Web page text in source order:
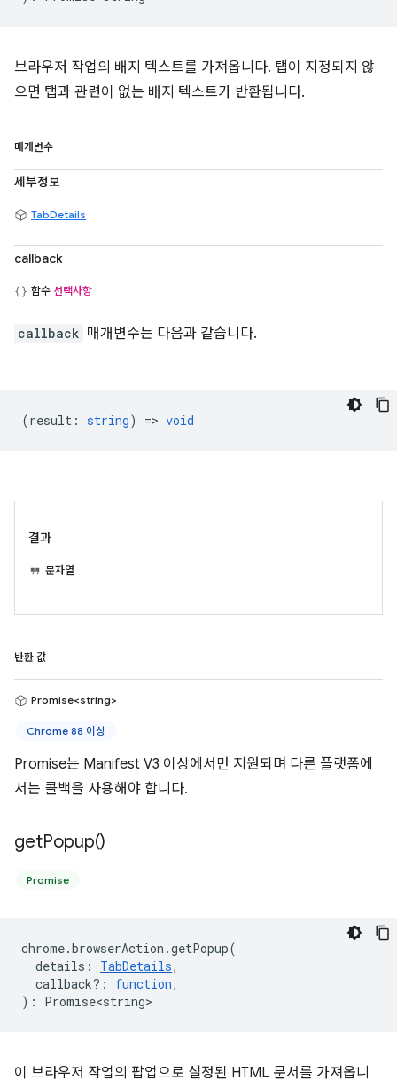
브라우저 작업의 배지 텍스트를 가져옵니다. 탭이 지정되지 않
으면 탭과 관련이 없는 배지 텍스트가 반환됩니다.
매개변수
세부정보
TabDetails
callback
함수 선택사항
callback 매개변수는 다음과 같습니다.
(result : string) => void
결과
문자열
반환 값
Promise<string>
Chrome 88 이상
Promise는 Manifest V3 이상에서만 지원되며 다른 플랫폼에
서는 콜백을 사용해야 합니다.
getPopup()
Promise
chrome.browserAction .getPopup(
details : TabDetails,
callback? : function,
) : Promise<string>
이 브라우저 작업의 팝업으로 설정된 HTML 문서를 가져옵니